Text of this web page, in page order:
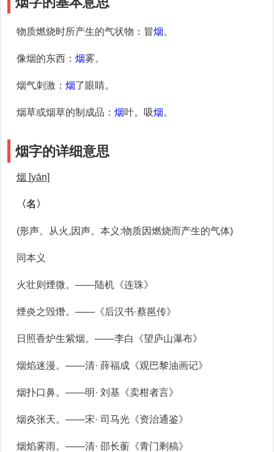
物质燃烧时所产生的气状物 ：冒烟。
像烟的东西 ： 烟雾。
烟气刺激 ： 烟了眼睛。
烟草或烟草的制成品 ： 烟叶。吸烟。
烟字的详细意思
烟 [yān]
〈名〉
(形声。从火,因声。本义:物质因燃烧而产生的气体)
同本义
火壮则煙微。——陆机《连珠》
煙炎之毁熸。——《后汉书·蔡邕传》
日照香炉生紫烟。——李白《望庐山瀑布》
烟焰迷漫。——清· 薛福成《观巴黎油画记》
烟扑口鼻。——明· 刘基《卖柑者言》
烟炎张天。——宋· 司马光《资治通鉴》
烟焰雾雨。——清· 邵长蘅《青门剩稿》